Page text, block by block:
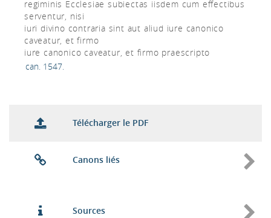
regiminis Ecclesiae subiectas iisdem cum effectibus
serventur, nisi
iuri divino contraria sint aut aliud iure canonico
caveatur, et firmo
iure canonico caveatur, et firmo praescripto
can. 1547.
Télécharger le PDF
Canons liés
Sources